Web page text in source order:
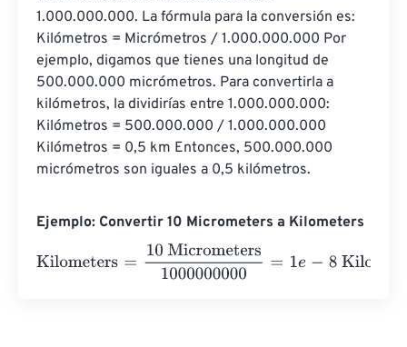
1.000.000.000. La fórmula para la conversión es:
Kilómetros = Micrómetros / 1.000.000.000 Por
ejemplo, digamos que tienes una longitud de
500.000.000 micrómetros. Para convertirla a
kilómetros, la dividirías entre 1.000.000.000:
Kilómetros = 500.000.000 / 1.000.000.000
Kilómetros = 0,5 km Entonces, 500.000.000
micrómetros son iguales a 0,5 kilómetros.
Ejemplo: Convertir 10 Micrometers a Kilometers
Kilometers
10 Micrometers1000000000 -8